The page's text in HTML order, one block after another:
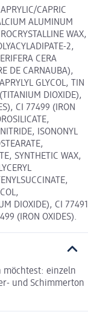
CAPRIC
ALUMINUM
WAX,
2,
CERA
DE CARNAUBA),
GLYCOL, TIN
DIOXIDE),
CI 77499 (IRON
ISONONYL
SYNTHETIC WAX,
DIOXIDE), CI 77491
(IRON OXIDES).
möchtest: einzeln
und Schimmerton